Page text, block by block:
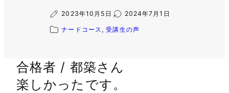
2023年10月5日 2024年7月1日
ナードコース , 受講生の声
合格者 / 都築さん
楽しかったです。